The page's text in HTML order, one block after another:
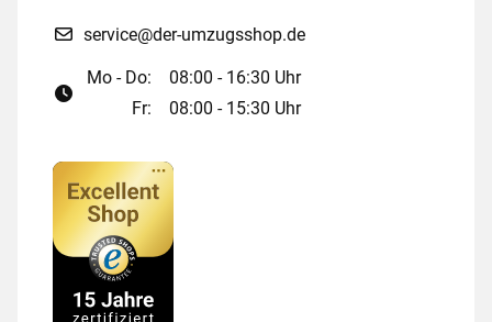
service@der-umzugsshop.de
Mo - Do:
08:00 - 16:30 Uhr
Fr:
08:00 - 15:30 Uhr